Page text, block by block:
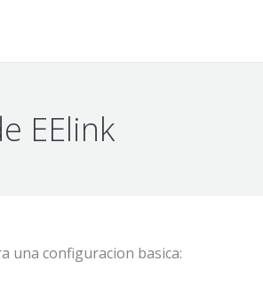
EElink
una configuracion basica: